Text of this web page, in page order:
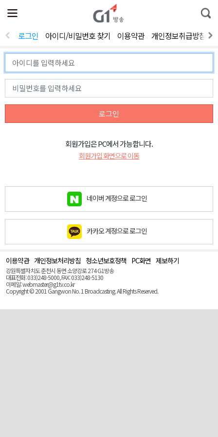
전
체
뉴
열
통
합
색
로그인 아이디/비밀번호 찾기 이용약관 개인정보취급방침
로그인
회원가입은 PC에서 가능합니다.
회원가입 화면으로 이동
네이버 계정으로 로그인
카카오 계정으로 로그인
이용약관 개인정보처리방침 청소년보호정책 PC화면 제보하기
강원특별자치도 춘천시 동면 소양강로 274 G1방송
대표전화: 033)248-5000, FAX: 033)248-5130
이메일: webmaster@g1tv.co.kr
Copyright © 2001 Gangwon No. 1 Broadcasting. All Rights Reserved.